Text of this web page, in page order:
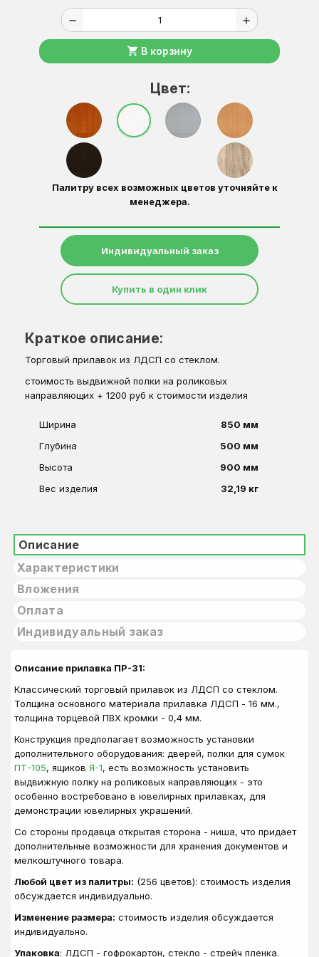
remove add
shopping_cart В корзину
Цвет:
Палитру всех возможных цветов уточняйте к
менеджера.
Индивидуальный заказ
Купить в один клик
Краткое описание:
Торговый прилавок из ЛДСП со стеклом.
стоимость выдвижной полки на роликовых
направляющих + 1200 руб к стоимости изделия
Ширина
850 мм
Глубина
500 мм
Высота
900 мм
Вес изделия
32,19 кг
Описание
Характеристики
Вложения
Оплата
Индивидуальный заказ
Описание прилавка ПР-31:
Классический торговый прилавок из ЛДСП со стеклом.
Толщина основного материала прилавка ЛДСП - 16 мм.,
толщина торцевой ПВХ кромки - 0,4 мм.
Конструкция предполагает возможность установки
дополнительного оборудования: дверей, полки для сумок
ПТ-105, ящиков Я-1, есть возможность установить
выдвижную полку на роликовых направляющих - это
особенно востребовано в ювелирных прилавках, для
демонстрации ювелирных украшений.
Со стороны продавца открытая сторона - ниша, что придает
дополнительные возможности для хранения документов и
мелкоштучного товара.
Любой цвет из палитры: (256 цветов): стоимость изделия
обсуждается индивидуально.
Изменение размера: стоимость изделия обсуждается
индивидуально.
Упаковка: ЛДСП - гофрокартон, стекло - стрейч пленка.